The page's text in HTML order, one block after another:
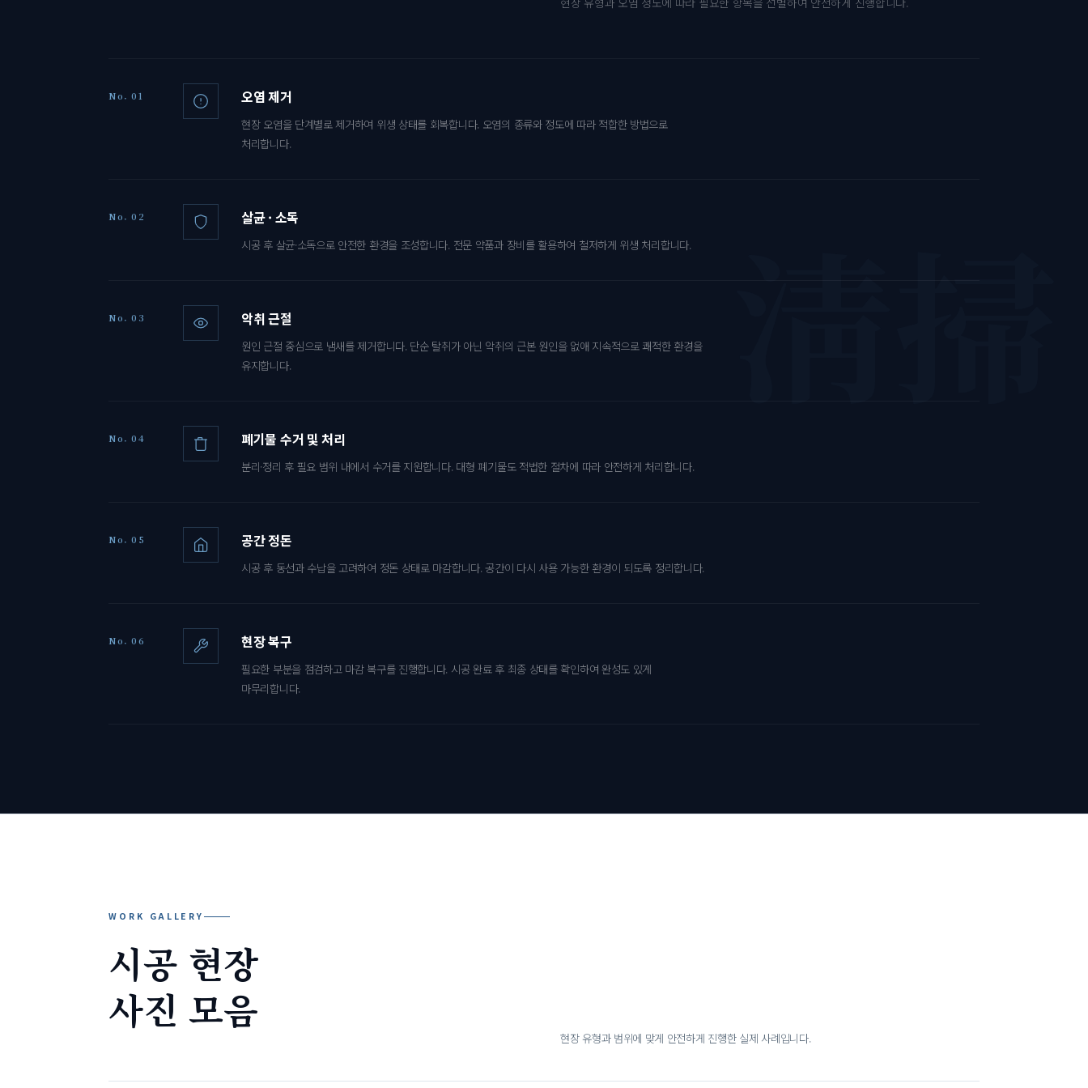
No. 01 오염 제거
현장 오염을 단계별로 제거하여 위생 상태를 회복합니다. 오염의 종류와 정도에 따라 적합한 방법으로
처리합니다.
No. 02 살균 · 소독
시공 후 살균·소독으로 안전한 환경을 조성합니다. 전문 약품과 장비를 활용하여 철저하게 위생 처리합니다.
No. 03 악취 근절
원인 근절 중심으로 냄새를 제거합니다. 단순 탈취가 아닌 악취의 근본 원인을 없애 지속적으로 쾌적한 환경을
유지합니다.
No. 04 폐기물 수거 및 처리
분리·정리 후 필요 범위 내에서 수거를 지원합니다. 대형 폐기물도 적법한 절차에 따라 안전하게 처리합니다.
No. 05 공간 정돈
시공 후 동선과 수납을 고려하여 정돈 상태로 마감합니다. 공간이 다시 사용 가능한 환경이 되도록 정리합니다.
No. 06 현장 복구
필요한 부분을 점검하고 마감 복구를 진행합니다. 시공 완료 후 최종 상태를 확인하여 완성도 있게
마무리합니다.
WORK GALLERY
시공 현장
사진 모음
현장 유형과 범위에 맞게 안전하게 진행한 실제 사례입니다.